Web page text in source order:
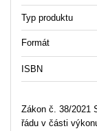
Typ produktu
Formát
ISBN
Zákon č. 38/2021
řádu v části